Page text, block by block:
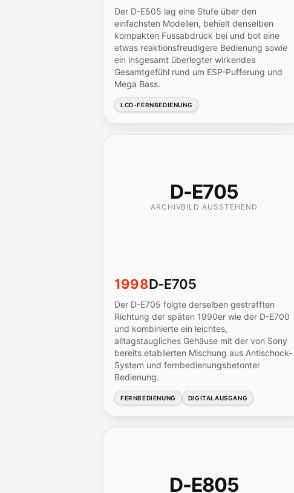
Der D-E505 lag eine Stufe über den
einfachsten Modellen, behielt denselben
kompakten Fussabdruck bei und bot eine
etwas reaktionsfreudigere Bedienung sowie
ein insgesamt überlegter wirkendes
Gesamtgefühl rund um ESP-Pufferung und
Mega Bass.
LCD-FERNBEDIENUNG
D-E705
ARCHIVBILD AUSSTEHEND
1998D-E705
Der D-E705 folgte derselben gestrafften
Richtung der späten 1990er wie der D-E700
und kombinierte ein leichtes,
alltagstaugliches Gehäuse mit der von Sony
bereits etablierten Mischung aus Antischock-
System und fernbedienungsbetonter
Bedienung.
FERNBEDIENUNG DIGITALAUSGANG
D-E805